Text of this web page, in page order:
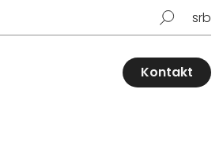
srb
Kontakt